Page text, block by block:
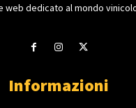
dedicato al mondo
Informazioni